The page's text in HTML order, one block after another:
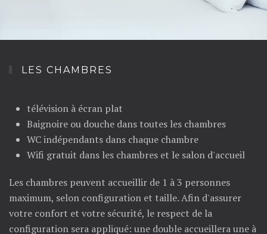
LES CHAMBRES
télévision à écran plat
Baignoire ou douche dans toutes les chambres
WC indépendants dans chaque chambre
Wifi gratuit dans les chambres et le salon d'accueil
Les chambres peuvent accueillir de 1 à 3 personnes
maximum, selon configuration et taille. Afin d'assurer
votre confort et votre sécurité, le respect de la
configuration sera appliqué: une double accueillera une à